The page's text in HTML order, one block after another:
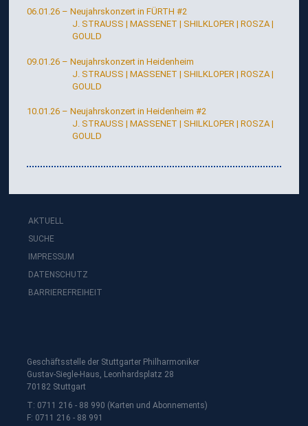
06.01.26 – Neujahrskonzert in FÜRTH #2
J. STRAUSS | MASSENET | SHILKLOPER | ROSZA |
GOULD
09.01.26 – Neujahrskonzert in Heidenheim
J. STRAUSS | MASSENET | SHILKLOPER | ROSZA |
GOULD
10.01.26 – Neujahrskonzert in Heidenheim #2
J. STRAUSS | MASSENET | SHILKLOPER | ROSZA |
GOULD
AKTUELL
SUCHE
IMPRESSUM
DATENSCHUTZ
BARRIEREFREIHEIT
Geschäftsstelle der Stuttgarter Philharmoniker
Gustav-Siegle-Haus, Leonhardsplatz 28
70182 Stuttgart
T: 0711 216 - 88 990 (Karten und Abonnements)
F: 0711 216 - 88 991